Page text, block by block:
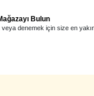
Bulun
denemek için size en